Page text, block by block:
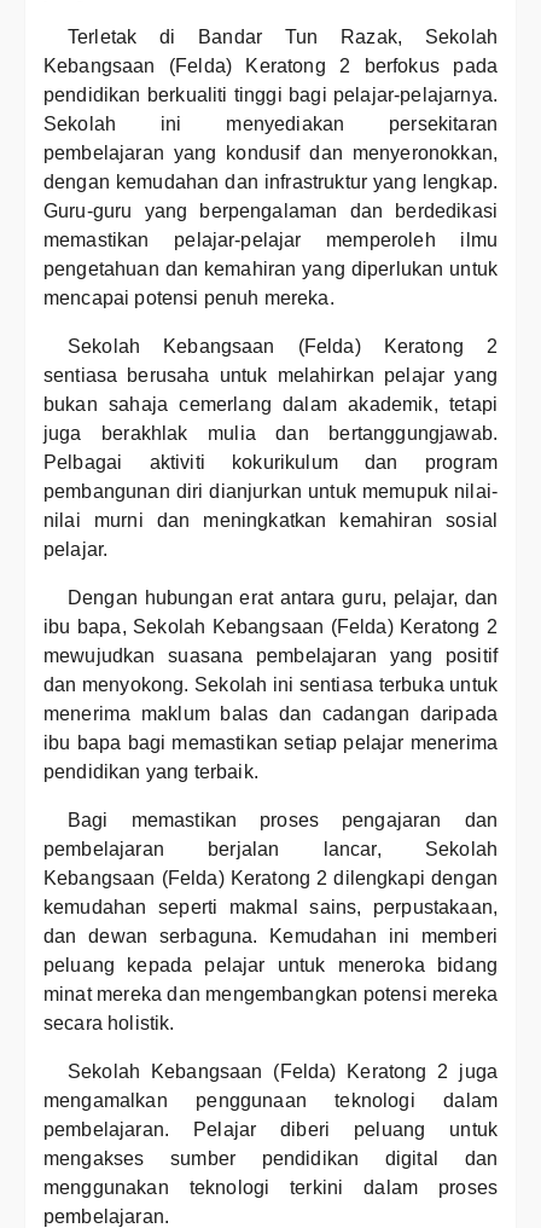
Terletak di Bandar Tun Razak, Sekolah
Kebangsaan (Felda) Keratong 2 berfokus pada
pendidikan berkualiti tinggi bagi pelajar-pelajarnya.
Sekolah ini menyediakan persekitaran
pembelajaran yang kondusif dan menyeronokkan,
dengan kemudahan dan infrastruktur yang lengkap.
Guru-guru yang berpengalaman dan berdedikasi
memastikan pelajar-pelajar memperoleh ilmu
pengetahuan dan kemahiran yang diperlukan untuk
mencapai potensi penuh mereka.
Sekolah Kebangsaan (Felda) Keratong 2
sentiasa berusaha untuk melahirkan pelajar yang
bukan sahaja cemerlang dalam akademik, tetapi
juga berakhlak mulia dan bertanggungjawab.
Pelbagai aktiviti kokurikulum dan program
pembangunan diri dianjurkan untuk memupuk nilai-
nilai murni dan meningkatkan kemahiran sosial
pelajar.
Dengan hubungan erat antara guru, pelajar, dan
ibu bapa, Sekolah Kebangsaan (Felda) Keratong 2
mewujudkan suasana pembelajaran yang positif
dan menyokong. Sekolah ini sentiasa terbuka untuk
menerima maklum balas dan cadangan daripada
ibu bapa bagi memastikan setiap pelajar menerima
pendidikan yang terbaik.
Bagi memastikan proses pengajaran dan
pembelajaran berjalan lancar, Sekolah
Kebangsaan (Felda) Keratong 2 dilengkapi dengan
kemudahan seperti makmal sains, perpustakaan,
dan dewan serbaguna. Kemudahan ini memberi
peluang kepada pelajar untuk meneroka bidang
minat mereka dan mengembangkan potensi mereka
secara holistik.
Sekolah Kebangsaan (Felda) Keratong 2 juga
mengamalkan penggunaan teknologi dalam
pembelajaran. Pelajar diberi peluang untuk
mengakses sumber pendidikan digital dan
menggunakan teknologi terkini dalam proses
pembelajaran.